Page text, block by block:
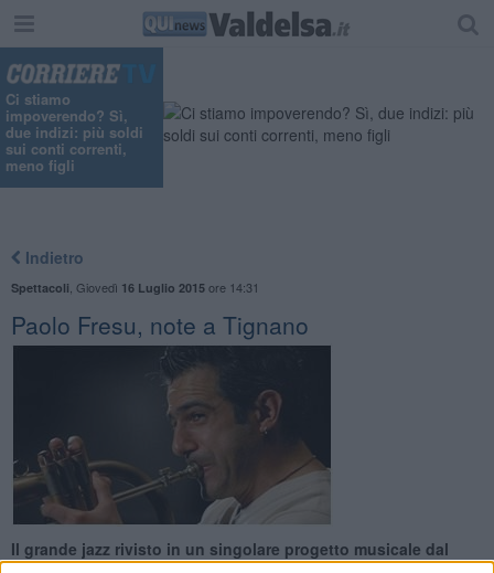
Ci stiamo
impoverendo? Sì,
due indizi: più soldi
sui conti correnti,
meno figli
Indietro
Spettacoli Giovedì 16 Luglio 2015ore 14:31
Paolo Fresu, note a Tignano
Il grande jazz rivisto in un singolare progetto musicale dal